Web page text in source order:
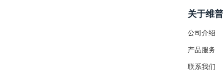
关于维普
公司介绍
产品服务
联系我们